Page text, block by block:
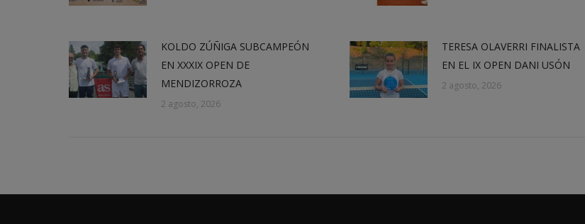
KOLDO ZÚÑIGA SUBCAMPEÓN
EN XXXIX OPEN DE
MENDIZORROZA
2 agosto, 2026
TERESA OLAVERRI FINALISTA
EN EL IX OPEN DANI USÓN
2 agosto, 2026